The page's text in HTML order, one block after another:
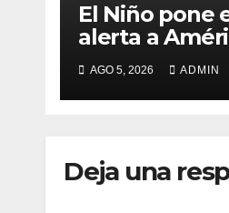
El Niño pone
alerta a
Latina y El
AGO 5, 2026 ADMIN
Deja una